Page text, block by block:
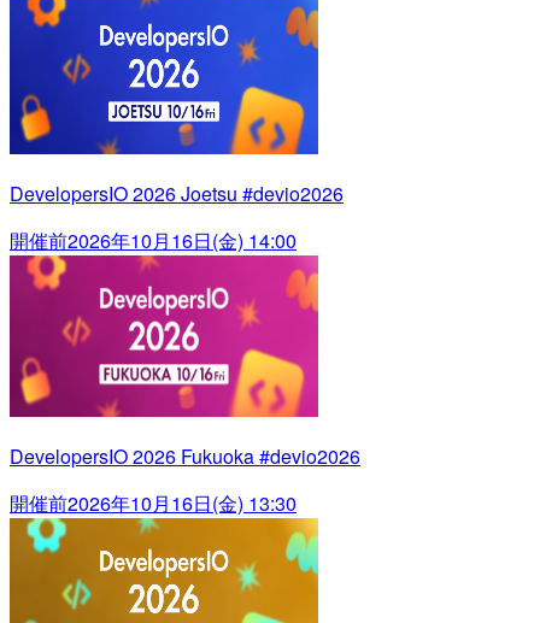
DevelopersIO 2026 Joetsu #devio2026
開催前2026年10月16日(金) 14:00
DevelopersIO 2026 Fukuoka #devio2026
開催前2026年10月16日(金) 13:30